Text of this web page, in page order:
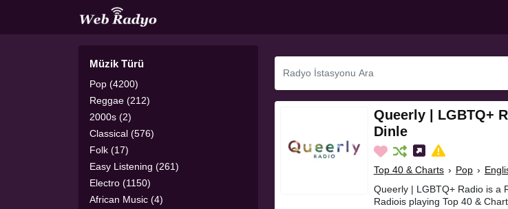
Müzik Türü
Pop (4200)
Reggae (212)
2000s (2)
Classical (576)
Folk (17)
Easy Listening (261)
Electro (1150)
African Music (4)
Queerly | LGBTQ+
Dinle
Top 40 & Charts › Pop ›
Queerly | LGBTQ+ Radio is a
Radiois playing Top 40 &